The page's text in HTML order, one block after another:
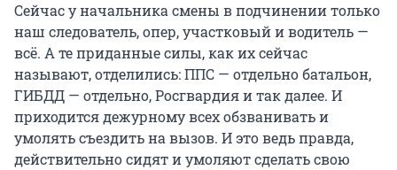
Сейчас у начальника смены в подчинении только
наш следователь, опер, участковый и водитель —
всё. А те приданные силы, как их сейчас
называют, отделились: ППС — отдельно батальон,
ГИБДД — отдельно, Росгвардия и так далее. И
приходится дежурному всех обзванивать и
умолять съездить на вызов. И это ведь правда,
действительно сидят и умоляют сделать свою